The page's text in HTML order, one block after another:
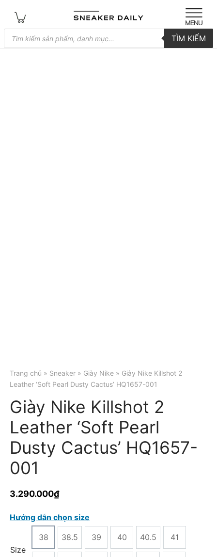
Tìm
kiếm
sản
TÌM KIẾM
Trang chủ » Sneaker » Giày Nike » Giày Nike Killshot 2
Leather ‘Soft Pearl Dusty Cactus’ HQ1657-001
Giày Nike Killshot 2
Leather ‘Soft Pearl
Dusty Cactus’ HQ1657-
001
3.290.000₫
Hướng dẫn chọn size
Size
38 38.5 39 40 40.5 41